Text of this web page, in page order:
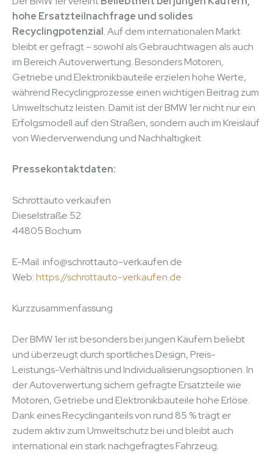
hohe Ersatzteilnachfrage und solides
Recyclingpotenzial. Auf dem internationalen Markt
bleibt er gefragt – sowohl als Gebrauchtwagen als auch
im Bereich Autoverwertung. Besonders Motoren,
Getriebe und Elektronikbauteile erzielen hohe Werte,
während Recyclingprozesse einen wichtigen Beitrag zum
Umweltschutz leisten. Damit ist der BMW 1er nicht nur ein
Erfolgsmodell auf den Straßen, sondern auch im Kreislauf
von Wiederverwendung und Nachhaltigkeit.
Pressekontaktdaten:
Schrottauto verkaufen
Dieselstraße 52
44805 Bochum
E-Mail: info@schrottauto-verkaufen.de
Web:https://schrottauto-verkaufen.de
Kurzzusammenfassung
Der BMW 1er ist besonders bei jungen Käufern beliebt
und überzeugt durch sportliches Design, Preis-
Leistungs-Verhältnis und Individualisierungsoptionen. In
der Autoverwertung sichern gefragte Ersatzteile wie
Motoren, Getriebe und Elektronikbauteile hohe Erlöse.
Dank eines Recyclinganteils von rund 85 % trägt er
zudem aktiv zum Umweltschutz bei und bleibt auch
international ein stark nachgefragtes Fahrzeug.